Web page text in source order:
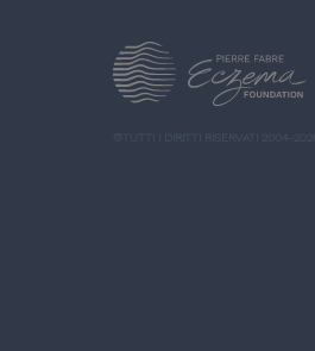
©TUTTI I DIRITTI RISERVATI 2004-2020